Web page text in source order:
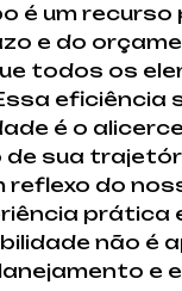
é um
e do
todos os
eficiência
é o
de sua
reflexo do
não é
e